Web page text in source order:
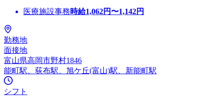
医療施設事務時給1,062円〜1,142円
勤務地
面接地
富山県高岡市野村1846
能町駅、荻布駅、旭ケ丘(富山)駅、新能町駅
シフト